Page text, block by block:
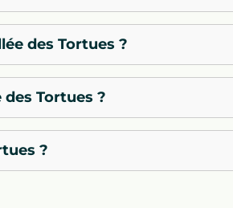
des Tortues ?
Tortues ?
?